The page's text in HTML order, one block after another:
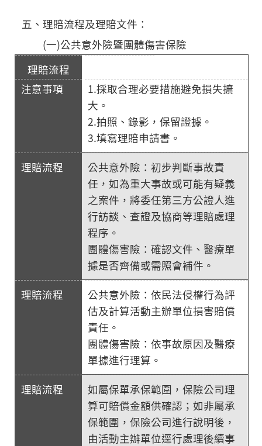
五、理賠流程及理賠文件：
(一)公共意外險暨團體傷害保險
1.採取合理必要措施避免損失擴
大。
2.拍照、錄影，保留證據。
3.填寫理賠申請書。
公共意外險：初步判斷事故責
任，如為重大事故或可能有疑義
之案件，將委任第三方公證人進
行訪談、查證及協商等理賠處理
程序。
團體傷害險：確認文件、醫療單
據是否齊備或需照會補件。
公共意外險：依民法侵權行為評
估及計算活動主辦單位損害賠償
責任。
團體傷害險：依事故原因及醫療
單據進行理算。
如屬保單承保範圍，保險公司理
算可賠償金額供確認；如非屬承
保範圍，保險公司進行說明後，
由活動主辦單位逕行處理後續事